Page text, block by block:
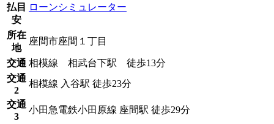
払目
安
ローンシミュレーター
所在
地
座間市座間１丁目
交通 相模線 相武台下駅 徒歩13分
交通
2
相模線 入谷駅 徒歩23分
交通
3
小田急電鉄小田原線 座間駅 徒歩29分